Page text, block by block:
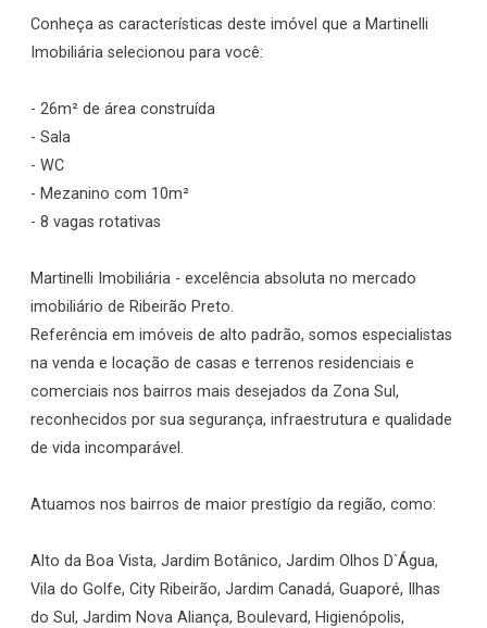
Conheça as características deste imóvel que a Martinelli
Imobiliária selecionou para você:
- 26m² de área construída
- Sala
- WC
- Mezanino com 10m²
- 8 vagas rotativas
Martinelli Imobiliária - excelência absoluta no mercado
imobiliário de Ribeirão Preto.
Referência em imóveis de alto padrão, somos especialistas
na venda e locação de casas e terrenos residenciais e
comerciais nos bairros mais desejados da Zona Sul,
reconhecidos por sua segurança, infraestrutura e qualidade
de vida incomparável.
Atuamos nos bairros de maior prestígio da região, como:
Alto da Boa Vista, Jardim Botânico, Jardim Olhos D`Água,
Vila do Golfe, City Ribeirão, Jardim Canadá, Guaporé, Ilhas
do Sul, Jardim Nova Aliança, Boulevard, Higienópolis,